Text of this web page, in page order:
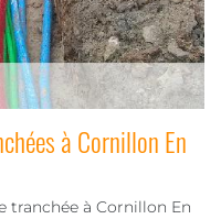
à Cornillon En
tranchée à Cornillon En